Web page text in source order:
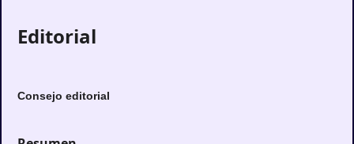
Editorial
Consejo editorial